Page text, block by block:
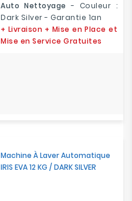
Auto Nettoyage - Couleur :
Dark Silver - Garantie 1an
+ Livraison + Mise en Place et
Mise en Service Gratuites
Machine À Laver Automatique
IRIS EVA 12 KG / DARK SILVER